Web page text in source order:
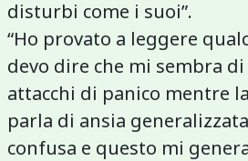
disturbi come i suoi”.
“Ho provato a leggere
devo dire che mi sembra
attacchi di panico mentre
parla di ansia
confusa e questo mi